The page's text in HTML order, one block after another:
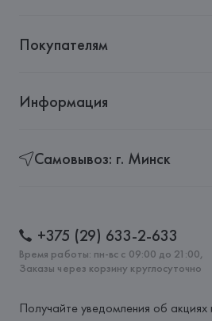
Покупателям
Информация
Самовывоз: г. Минск
+375 (29) 633-2-633
Время работы: пн-вс с 09:00 до 21:00,
Заказы через корзину круглосуточно
Получайте уведомления об акциях